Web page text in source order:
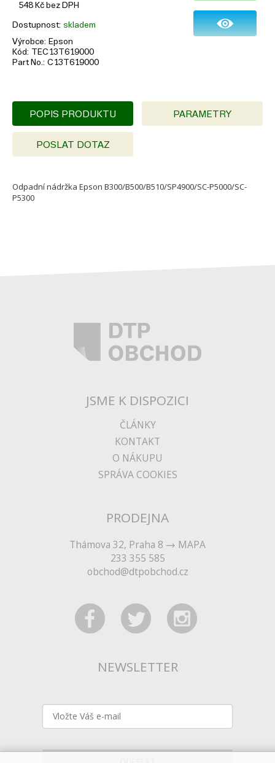
548 Kč bez DPH
Dostupnost skladem
Výrobce
Epson
Kód
TEC13T619000
Part No. C13T619000
POPIS PRODUKTU PARAMETRY
POSLAT DOTAZ
Odpadní nádržka Epson B300/B500/B510/SP4900/SC-P5000/SC-
P5300
JSME K DISPOZICI
ČLÁNKY
KONTAKT
O NÁKUPU
SPRÁVA COOKIES
PRODEJNA
Thámova 32, Praha 8
MAPA
233 355 585
obchod@dtpobchod.cz
NEWSLETTER